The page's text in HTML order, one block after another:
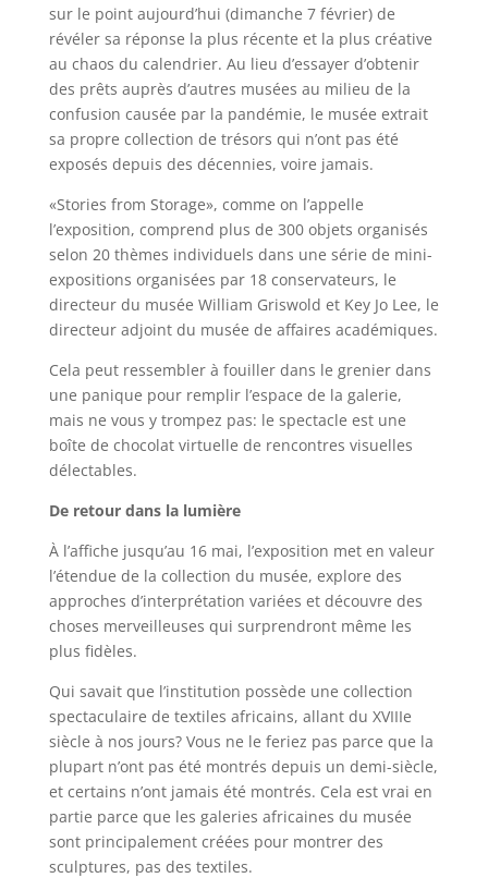
sur le point aujourd’hui (dimanche 7 février) de
révéler sa réponse la plus récente et la plus créative
au chaos du calendrier. Au lieu d’essayer d’obtenir
des prêts auprès d’autres musées au milieu de la
confusion causée par la pandémie, le musée extrait
sa propre collection de trésors qui n’ont pas été
exposés depuis des décennies, voire jamais.
«Stories from Storage», comme on l’appelle
l’exposition, comprend plus de 300 objets organisés
selon 20 thèmes individuels dans une série de mini-
expositions organisées par 18 conservateurs, le
directeur du musée William Griswold et Key Jo Lee, le
directeur adjoint du musée de affaires académiques.
Cela peut ressembler à fouiller dans le grenier dans
une panique pour remplir l’espace de la galerie,
mais ne vous y trompez pas: le spectacle est une
boîte de chocolat virtuelle de rencontres visuelles
délectables.
De retour dans la lumière
À l’affiche jusqu’au 16 mai, l’exposition met en valeur
l’étendue de la collection du musée, explore des
approches d’interprétation variées et découvre des
choses merveilleuses qui surprendront même les
plus fidèles.
Qui savait que l’institution possède une collection
spectaculaire de textiles africains, allant du XVIIIe
siècle à nos jours? Vous ne le feriez pas parce que la
plupart n’ont pas été montrés depuis un demi-siècle,
et certains n’ont jamais été montrés. Cela est vrai en
partie parce que les galeries africaines du musée
sont principalement créées pour montrer des
sculptures, pas des textiles.